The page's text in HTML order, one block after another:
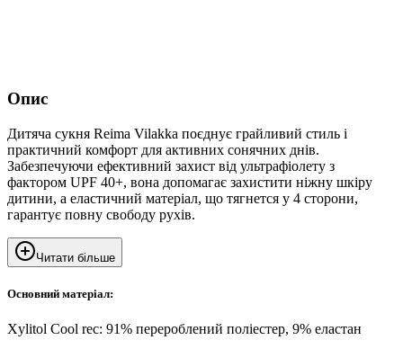
Опис
Дитяча сукня Reima Vilakka поєднує грайливий стиль і
практичний комфорт для активних сонячних днів.
Забезпечуючи ефективний захист від ультрафіолету з
фактором UPF 40+, вона допомагає захистити ніжну шкіру
дитини, а еластичний матеріал, що тягнется у 4 сторони,
гарантує повну свободу рухів.
Читати більше
Основний матеріал:
Xylitol Cool rec: 91% перероблений поліестер, 9% еластан